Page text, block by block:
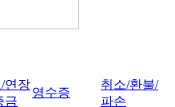
연장
금
영수증
취소/환불/
파손